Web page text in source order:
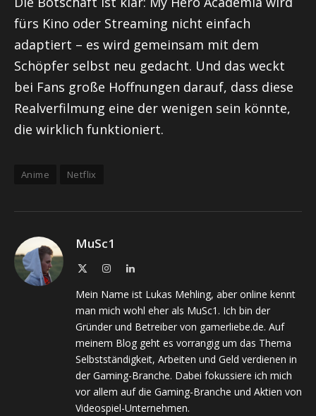
fürs Kino oder Streaming nicht einfach
adaptiert – es wird gemeinsam mit dem
Schöpfer selbst neu gedacht. Und das weckt
bei Fans große Hoffnungen darauf, dass diese
Realverfilmung eine der wenigen sein könnte,
die wirklich funktioniert.
Anime Netflix
MuSc1
InstagramLinkedIn
Mein Name ist Lukas Mehling, aber online kennt
man mich wohl eher als MuSc1. Ich bin der
Gründer und Betreiber von gamerliebe.de. Auf
meinem Blog geht es vorrangig um das Thema
Selbstständigkeit, Arbeiten und Geld verdienen in
der Gaming-Branche. Dabei fokussiere ich mich
vor allem auf die Gaming-Branche und Aktien von
Videospiel-Unternehmen.